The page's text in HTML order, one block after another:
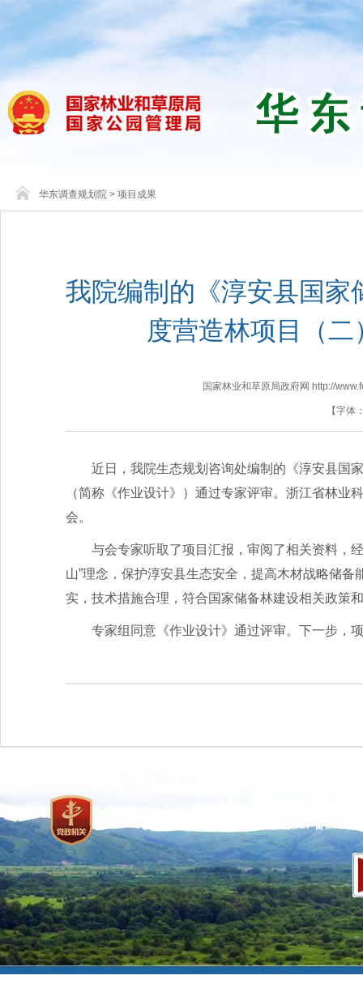
华东调查规划院 > 项目成果
我院编制的《淳安县国
度营造林项目（
国家林业和草原局政府网 http://
【字体
近日，我院生态规划咨询处编制的《淳安县国
（简称《作业设计》）通过专家评审。浙江省林
会。
与会专家听取了项目汇报，审阅了相关资料，
山”理念，保护淳安县生态安全，提高木材战略储
实，技术措施合理，符合国家储备林建设相关政策
专家组同意《作业设计》通过评审。下一步，
京ICP备